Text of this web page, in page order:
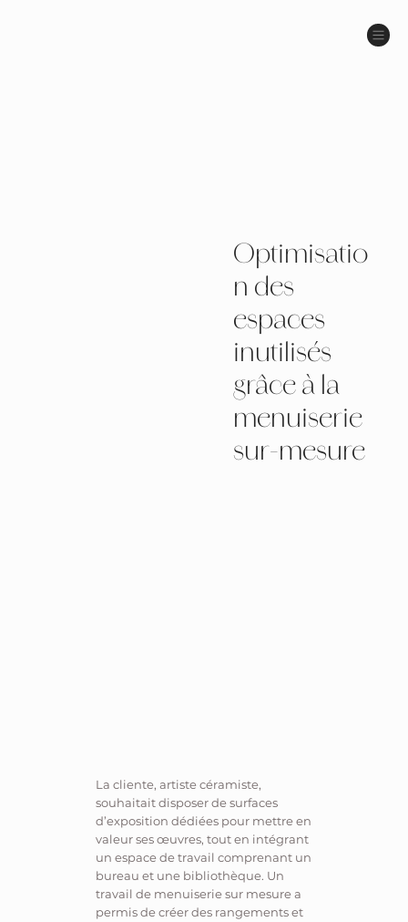
Optimisatio
n des
espaces
inutilisés
grâce à la
menuiserie
sur-mesure
La cliente, artiste céramiste,
souhaitait disposer de surfaces
d’exposition dédiées pour mettre en
valeur ses œuvres, tout en intégrant
un espace de travail comprenant un
bureau et une bibliothèque. Un
travail de menuiserie sur mesure a
permis de créer des rangements et